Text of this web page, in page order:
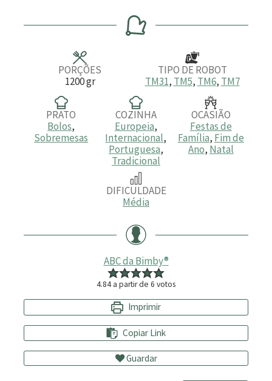
a
u
o
s
n
u
t
a
u
PORÇÕES
1200gr
TIPO DE ROBOT
TM31, TM5, TM6, TM7
PRATO
Bolos,
Sobremesas
COZINHA
Europeia,
Internacional,
Portuguesa,
Tradicional
OCASIÃO
Festas de
Família, Fim de
Ano, Natal
DIFICULDADE
Média
ABC da Bimby®
4.84a partir de 6 votos
Imprimir
Copiar Link
Guardar